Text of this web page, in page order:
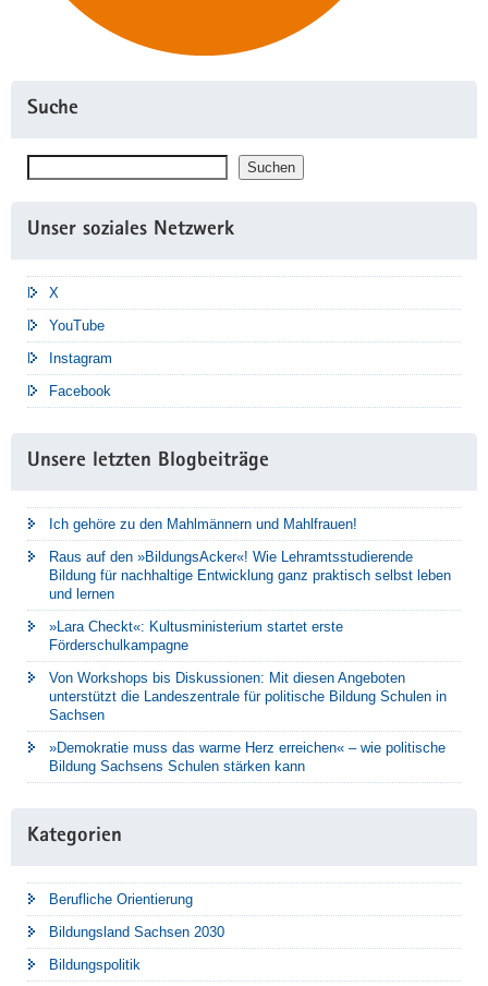
Suche
Suchen
Unser soziales Netzwerk
X
YouTube
Instagram
Facebook
Unsere letzten Blogbeiträge
Ich gehöre zu den Mahlmännern und Mahlfrauen!
Raus auf den »BildungsAcker«! Wie Lehramtsstudierende
Bildung für nachhaltige Entwicklung ganz praktisch selbst leben
und lernen
»Lara Checkt«: Kultusministerium startet erste
Förderschulkampagne
Von Workshops bis Diskussionen: Mit diesen Angeboten
unterstützt die Landeszentrale für politische Bildung Schulen in
Sachsen
»Demokratie muss das warme Herz erreichen« – wie politische
Bildung Sachsens Schulen stärken kann
Kategorien
Berufliche Orientierung
Bildungsland Sachsen 2030
Bildungspolitik